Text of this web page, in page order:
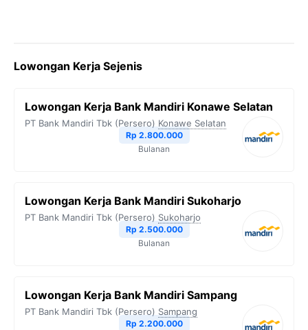
Lowongan Kerja Sejenis
Lowongan Kerja Bank Mandiri Konawe Selatan
PT Bank Mandiri Tbk (Persero) Konawe Selatan
Rp 2.800.000
Bulanan
Lowongan Kerja Bank Mandiri Sukoharjo
PT Bank Mandiri Tbk (Persero) Sukoharjo
Rp 2.500.000
Bulanan
Lowongan Kerja Bank Mandiri Sampang
PT Bank Mandiri Tbk (Persero) Sampang
Rp 2.200.000